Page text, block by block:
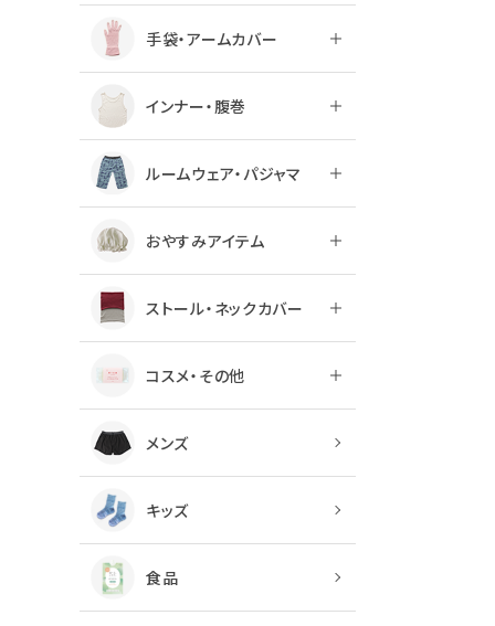
手袋・アームカバー
インナー・腹巻
ルームウェア・パジャマ
おやすみアイテム
ストール・ネックカバー
コスメ・その他
メンズ
キッズ
食品